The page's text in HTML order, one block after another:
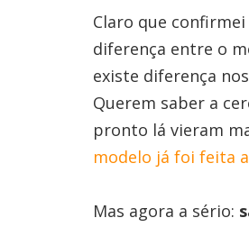
Claro que
diferença entre o
existe diferença
Querem saber a
pronto lá vieram
modelo já foi feita
Mas agora a sério: